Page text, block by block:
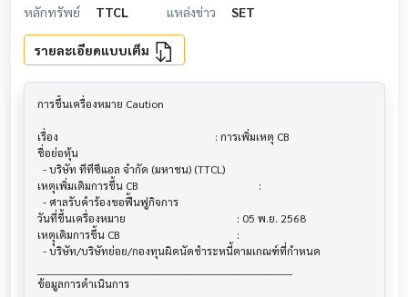
หลักทรัพย์ TTCL แหล่งข่าว SET
รายละเอียดแบบเต็ม
การขึ้นเครื่องหมาย Caution
เรื่อง                                  			 : การเพิ่มเหตุ CB
ชื่อย่อหุ้น
เหตุเพิ่มเติมการขึ้น CB                     			 :
วันที่ขึ้นเครื่องหมาย                       			 : 05 พ.ย. 2568
เหตุุเดิมการขึ้น CB                        			 :
ข้อมูลการดำเนินการ